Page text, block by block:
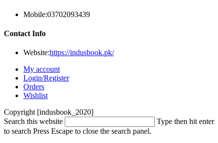
Mobile:03702093439
Contact Info
Website:https://indusbook.pk/
My account
Login/Register
Orders
Wishlist
Copyright [indusbook_2020]
Search this website
Type then hit enter
to search Press Escape to close the search panel.